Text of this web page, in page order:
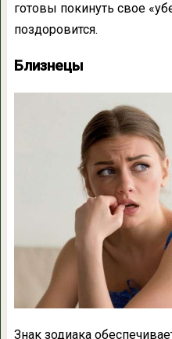
готовы покинуть свое
поздоровится.
Близнецы
Знак зодиака